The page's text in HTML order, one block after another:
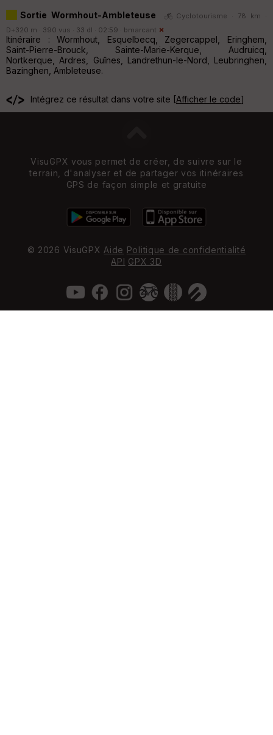
Sortie Wormhout-Ambleteuse
Cyclotourisme · 78 km ·
D+320 m · 390 vus · 33 dl · 02:59 · bmarcant
Itinéraire : Wormhout, Esquelbecq, Zegercappel, Eringhem,
Saint-Pierre-Brouck, Sainte-Marie-Kerque, Audruicq,
Nortkerque, Ardres, Guînes, Landrethun-le-Nord, Leubringhen,
Bazinghen, Ambleteuse.
Intégrez ce résultat dans votre site [Afficher le code]
VisuGPX vous permet de créer, de suivre sur le
terrain, d'analyser et de partager vos itinéraires
GPS de façon simple et gratuite
© 2026 VisuGPX Aide Politique de confidentialité
API GPX 3D